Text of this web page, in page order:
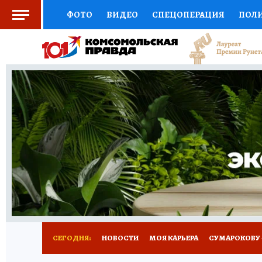
ФОТО ВИДЕО СПЕЦОПЕРАЦИЯ
СОЦПОДДЕРЖКА НАУКА АФИША
ВЫБОР ЭКСПЕРТОВ ДОКТОР
КНИЖНАЯ ПОЛКА ПРОГНОЗЫ НА СПОРТ
ПРЕСС-ЦЕНТР НЕДВИЖИМОСТЬ
РАДИО КП РЕКЛАМА ТЕСТЫ НОВОЕ
СЕГОДНЯ: НОВОСТИ МОЯ КАРЬЕРА СУМАРОКОВУ